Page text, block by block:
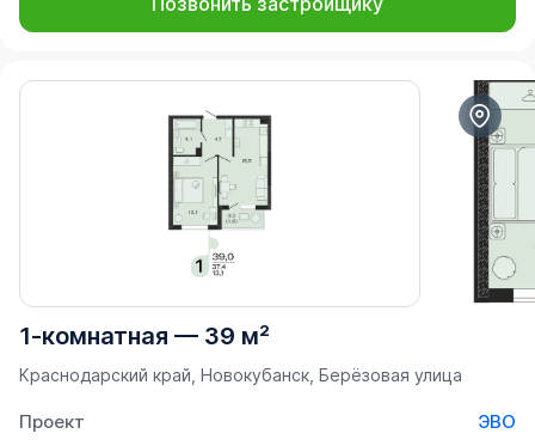
1-комнатная — 39 м²
Краснодарский край, Новокубанск, Берёзовая улица
Проект
ЭВО